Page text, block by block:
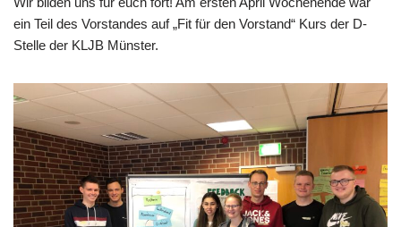
ein Teil des Vorstandes auf „Fit für den Vorstand“ Kurs der D-
Stelle der KLJB Münster.